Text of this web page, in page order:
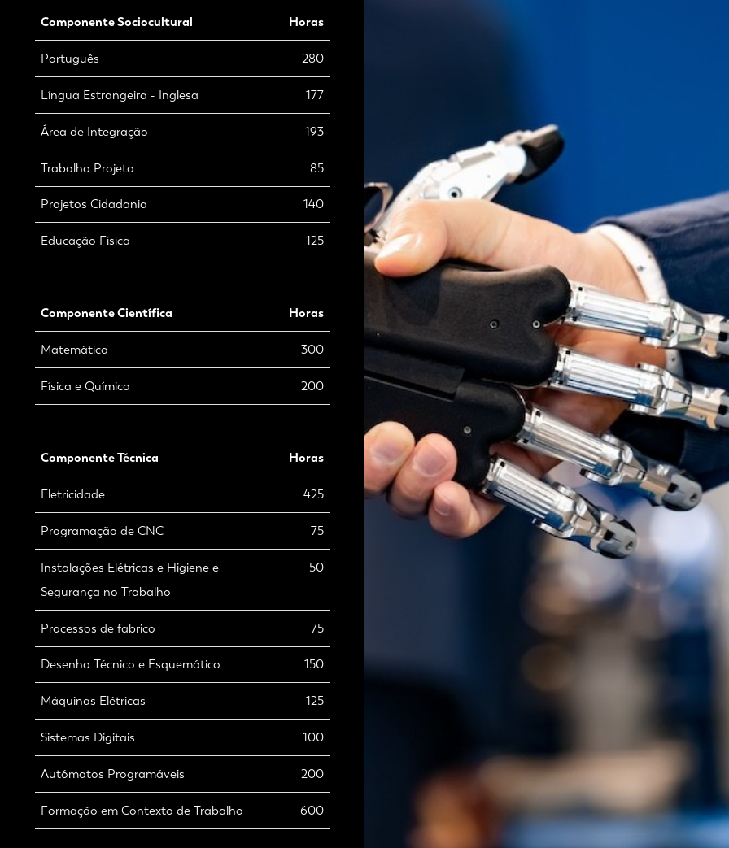
Componente Sociocultural Horas
Português 280
Língua Estrangeira - Inglesa 177
Área de Integração 193
Trabalho Projeto 85
Projetos Cidadania 140
Educação Física 125
Componente Científica Horas
Matemática 300
Física e Química 200
Componente Técnica Horas
Eletricidade 425
Programação de CNC 75
Instalações Elétricas e Higiene e
Segurança no Trabalho
50
Processos de fabrico 75
Desenho Técnico e Esquemático 150
Máquinas Elétricas 125
Sistemas Digitais 100
Autómatos Programáveis 200
Formação em Contexto de Trabalho 600